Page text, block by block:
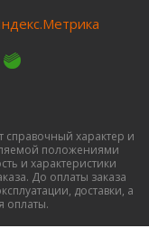
справочный характер и
положениями
и характеристики
До оплаты заказа
доставки, а
оплаты.